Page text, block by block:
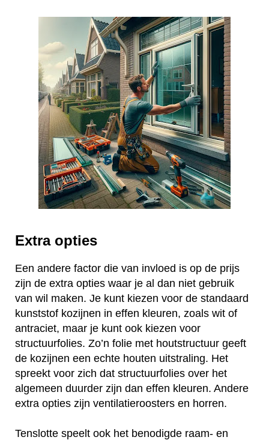
Extra opties
Een andere factor die van invloed is op de prijs
zijn de extra opties waar je al dan niet gebruik
van wil maken. Je kunt kiezen voor de standaard
kunststof kozijnen in effen kleuren, zoals wit of
antraciet, maar je kunt ook kiezen voor
structuurfolies. Zo’n folie met houtstructuur geeft
de kozijnen een echte houten uitstraling. Het
spreekt voor zich dat structuurfolies over het
algemeen duurder zijn dan effen kleuren. Andere
extra opties zijn ventilatieroosters en horren.
Tenslotte speelt ook het benodigde raam- en